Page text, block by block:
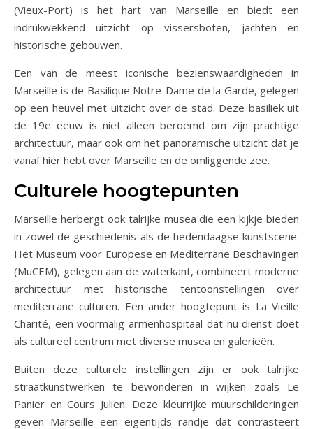
(Vieux-Port) is het hart van Marseille en biedt een
indrukwekkend uitzicht op vissersboten, jachten en
historische gebouwen.
Een van de meest iconische bezienswaardigheden in
Marseille is de Basilique Notre-Dame de la Garde, gelegen
op een heuvel met uitzicht over de stad. Deze basiliek uit
de 19e eeuw is niet alleen beroemd om zijn prachtige
architectuur, maar ook om het panoramische uitzicht dat je
vanaf hier hebt over Marseille en de omliggende zee.
Culturele hoogtepunten
Marseille herbergt ook talrijke musea die een kijkje bieden
in zowel de geschiedenis als de hedendaagse kunstscene.
Het Museum voor Europese en Mediterrane Beschavingen
(MuCEM), gelegen aan de waterkant, combineert moderne
architectuur met historische tentoonstellingen over
mediterrane culturen. Een ander hoogtepunt is La Vieille
Charité, een voormalig armenhospitaal dat nu dienst doet
als cultureel centrum met diverse musea en galerieën.
Buiten deze culturele instellingen zijn er ook talrijke
straatkunstwerken te bewonderen in wijken zoals Le
Panier en Cours Julien. Deze kleurrijke muurschilderingen
geven Marseille een eigentijds randje dat contrasteert